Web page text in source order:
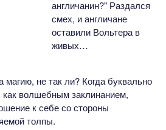
англичанин?" Раздался
смех, и англичане
оставили Вольтера в
живых…
магию, не так ли? Когда буквально
как волшебным заклинанием,
к себе со стороны
толпы.